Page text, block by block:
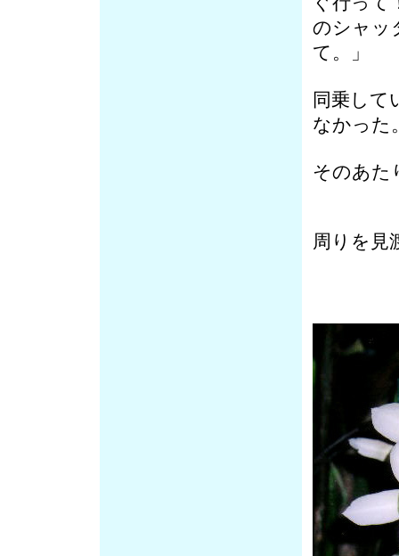
のシャッ
て。」
同乗して
なかった
そのあた
周りを見